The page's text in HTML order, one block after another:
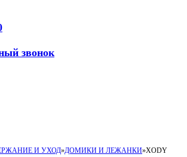
звонок
И УХОД»ДОМИКИ И ЛЕЖАНКИ»XODY